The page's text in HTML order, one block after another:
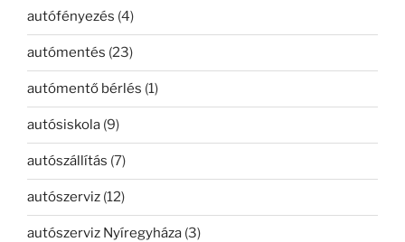
autófényezés (4)
autómentés (23)
autómentő bérlés (1)
autósiskola (9)
autószállítás (7)
autószerviz (12)
autószerviz Nyíregyháza (3)